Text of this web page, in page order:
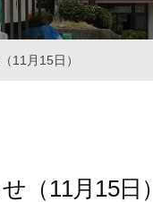
11月15日）
（11月15日）